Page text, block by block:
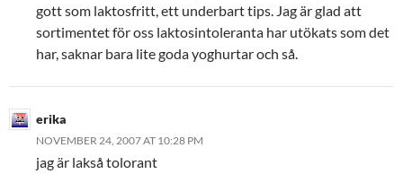
gott som laktosfritt, ett underbart tips. Jag är glad att
sortimentet för oss laktosintoleranta har utökats som det
har, saknar bara lite goda yoghurtar och så.
erika
NOVEMBER 24, 2007 AT 10:28 PM
jag är lakså tolorant